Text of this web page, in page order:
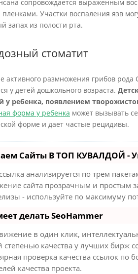
сопровождается выраженным
Участки воспаления язв
запах из полости рта.
стоматит
активного размножения грибов
у детей дошкольного возраста.
у ребенка, появлением
форма у ребенка может вызывать
форме и дает частые рецидивы.
Сайты В ТОП КУВАЛДОЙ -
анализируется по трем
сайта прозрачным и простым
- используйте по максимуму
делать SeoHammer
в один клик,
степенью качества у лучших бирж
проверка качества ссылок по
качества проекта.